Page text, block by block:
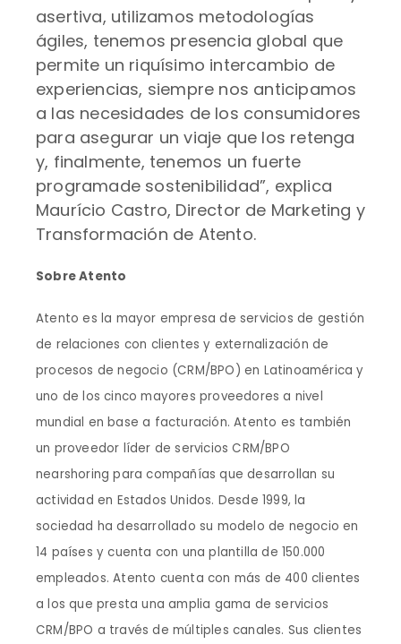
asertiva, utilizamos metodologías
ágiles, tenemos presencia global que
permite un riquísimo intercambio de
experiencias, siempre nos anticipamos
a las necesidades de los consumidores
para asegurar un viaje que los retenga
y, finalmente, tenemos un fuerte
programade sostenibilidad”, explica
Maurício Castro, Director de Marketing y
Transformación de Atento.
Sobre Atento
Atento es la mayor empresa de servicios de gestión
de relaciones con clientes y externalización de
procesos de negocio (CRM/BPO) en Latinoamérica y
uno de los cinco mayores proveedores a nivel
mundial en base a facturación. Atento es también
un proveedor líder de servicios CRM/BPO
nearshoring para compañías que desarrollan su
actividad en Estados Unidos. Desde 1999, la
sociedad ha desarrollado su modelo de negocio en
14 países y cuenta con una plantilla de 150.000
empleados. Atento cuenta con más de 400 clientes
a los que presta una amplia gama de servicios
CRM/BPO a través de múltiples canales. Sus clientes